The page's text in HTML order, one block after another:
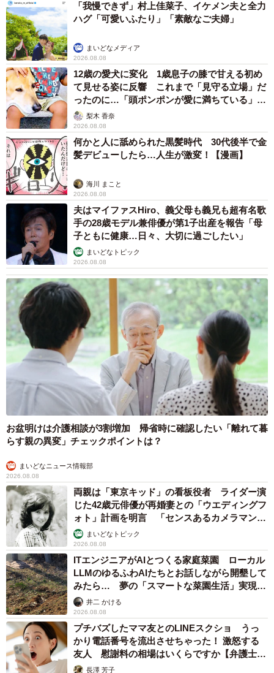
です。
「息子にだけは猫パンチをしていました。たぶん自分より
下だと思っていたんだと思います。最近は息子の身長が大
人と変わらないくらいになったので、ちょっと考えを改め
て対等に扱っているようです」
また、男性の来客は苦手。サッと逃げて隠れてしまい、肉
球が汗でびっしょりになることもあるといいます。
6/15
弟猫のチョロすけくん（後ろ）とはちょっぴり距離をとっているまめた
ろくん（手前）（画像提供：まめたろさん）
そんなまめたろくんですが、同じ猫に対しては意外な一面
を見せるようでーー
「昨年、保護した新入り猫『チョロすけ』に対しては厳し
いですね。私の枕の隣がまめたろの定位置なんですが、チ
ョロすけが近づいただけで『シャー！』と威嚇します。お
っとりしていると思っていましたが、猫には容赦ないよう
です」
「我慢できず」村上佳菜子、イケメン夫と全力
ハグ「可愛いふたり」「素敵なご夫婦」
まいどなメディア
2026.08.08
12歳の愛犬に変化 1歳息子の膝で甘える初め
て見せる姿に反響 これまで「見守る立場」だ
ったのに…「頭ポンポンが愛に満ちている」
「尊…」
梨木 香奈
2026.08.08
何かと人に舐められた黒髪時代 30代後半で金
髪デビューしたら…人生が激変！【漫画】
海川 まこと
2026.08.08
夫はマイファスHiro、義父母も義兄も超有名歌
手の28歳モデル兼俳優が第1子出産を報告「母
子ともに健康…日々、大切に過ごしたい」
まいどなトピック
2026.08.08
お盆明けは介護相談が3割増加 帰省時に確認したい「離れて暮
らす親の異変」チェックポイントは？
まいどなニュース情報部
2026.08.08
両親は「東京キッド」の看板役者 ライダー演
じた42歳元俳優が再婚妻との「ウエディングフ
ォト」計画を明言 「センスあるカメラマン求
む」まいどなトピック
2026.08.08
ITエンジニアがAIとつくる家庭菜園 ローカル
LLMのゆるふわAIたちとお話しながら開墾して
みたら… 夢の「スマートな菜園生活」実現な
るか井二 かける
2026.08.08
プチバズしたママ友とのLINEスクショ うっ
かり電話番号を流出させちゃった！ 激怒する
友人 慰謝料の相場はいくらですか【弁護士が
解説】長澤 芳子